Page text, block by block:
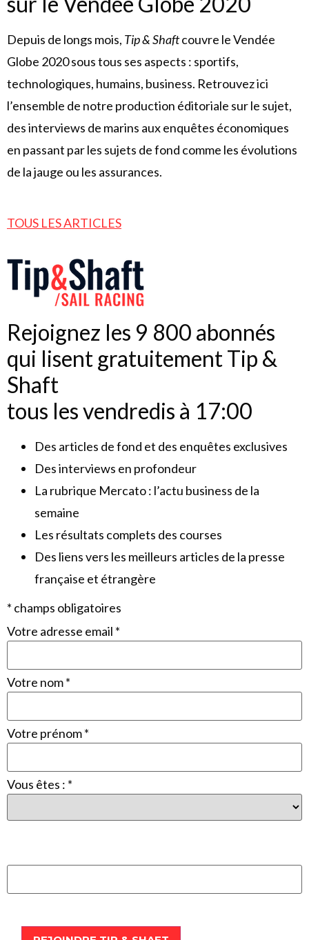
Depuis de longs mois, Tip & Shaftcouvre le Vendée
Globe 2020 sous tous ses aspects : sportifs,
technologiques, humains, business. Retrouvez ici
l’ensemble de notre production éditoriale sur le sujet,
des interviews de marins aux enquêtes économiques
en passant par les sujets de fond comme les évolutions
de la jauge ou les assurances.
TOUS LES ARTICLES
Rejoignez les 9 800 abonnés
qui lisent gratuitement Tip &
Shaft
tous les vendredis à 17:00
Des articles de fond et des enquêtes exclusives
Des interviews en profondeur
La rubrique Mercato : l’actu business de la
semaine
Les résultats complets des courses
Des liens vers les meilleurs articles de la presse
française et étrangère
* champs obligatoires
Votre adresse email *
Votre nom *
Votre prénom *
Vous êtes : *